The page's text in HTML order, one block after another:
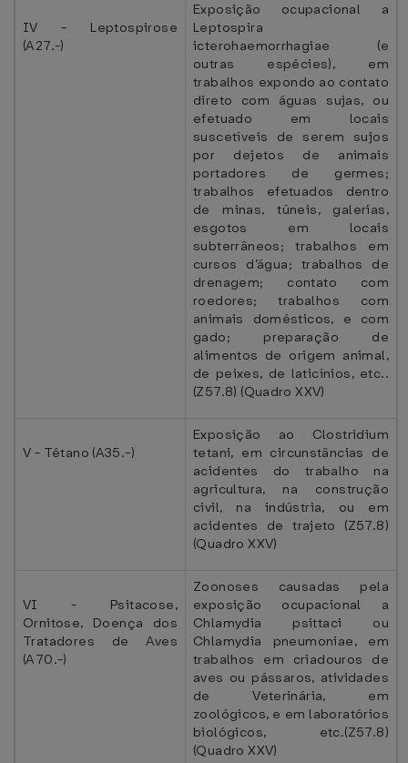
IV - Leptospirose
(A27.-)
Exposição ocupacional a
Leptospira
icterohaemorrhagiae (e
outras espécies), em
trabalhos expondo ao contato
direto com águas sujas, ou
efetuado em locais
suscetíveis de serem sujos
por dejetos de animais
portadores de germes;
trabalhos efetuados dentro
de minas, túneis, galerias,
esgotos em locais
subterrâneos; trabalhos em
cursos d’água; trabalhos de
drenagem; contato com
roedores; trabalhos com
animais domésticos, e com
gado; preparação de
alimentos de origem animal,
de peixes, de laticínios, etc..
(Z57.8) (Quadro XXV)
V - Tétano (A35.-)
Exposição ao Clostridium
tetani, em circunstâncias de
acidentes do trabalho na
agricultura, na construção
civil, na indústria, ou em
acidentes de trajeto (Z57.8)
(Quadro XXV)
VI - Psitacose,
Ornitose, Doença dos
Tratadores de Aves
(A70.-)
Zoonoses causadas pela
exposição ocupacional a
Chlamydia psittaci ou
Chlamydia pneumoniae, em
trabalhos em criadouros de
aves ou pássaros, atividades
de Veterinária, em
zoológicos, e em laboratórios
biológicos, etc.(Z57.8)
(Quadro XXV)